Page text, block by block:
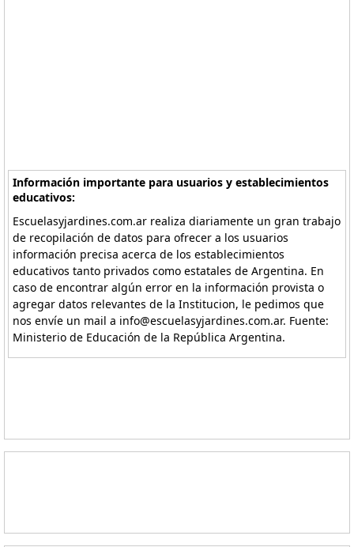
Información importante para usuarios y establecimientos
educativos:
Escuelasyjardines.com.ar realiza diariamente un gran trabajo
de recopilación de datos para ofrecer a los usuarios
información precisa acerca de los establecimientos
educativos tanto privados como estatales de Argentina. En
caso de encontrar algún error en la información provista o
agregar datos relevantes de la Institucion, le pedimos que
nos envíe un mail a info@escuelasyjardines.com.ar. Fuente:
Ministerio de Educación de la República Argentina.